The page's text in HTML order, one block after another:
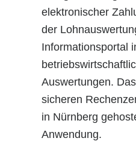
elektronischer
der
Informationsportal
Auswertungen.
sicheren
in Nürnberg
Anwendung.